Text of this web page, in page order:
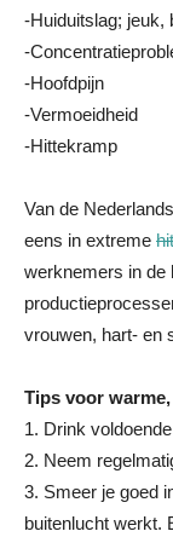
-Huiduitslag; jeuk,
-
-Hoofdpijn
-Vermoeidheid
-Hittekramp
Van de
eens in extreme
werknemers in de
vrouwen, hart- en
Tips voor
1. Drink
2. Neem
3. Smeer je goed
buitenlucht werkt.